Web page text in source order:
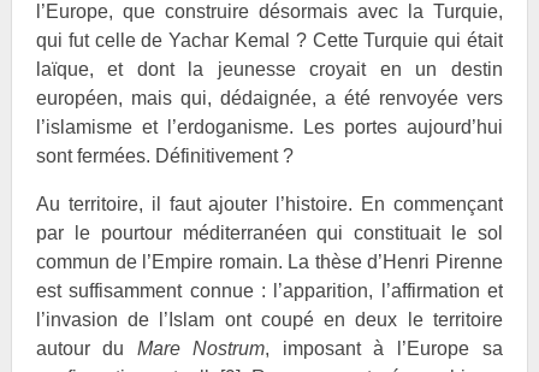
l’Europe, que construire désormais avec la Turquie,
qui fut celle de Yachar Kemal ? Cette Turquie qui était
laïque, et dont la jeunesse croyait en un destin
européen, mais qui, dédaignée, a été renvoyée vers
l’islamisme et l’erdoganisme. Les portes aujourd’hui
sont fermées. Définitivement ?
Au territoire, il faut ajouter l’histoire. En commençant
par le pourtour méditerranéen qui constituait le sol
commun de l’Empire romain. La thèse d’Henri Pirenne
est suffisamment connue : l’apparition, l’affirmation et
l’invasion de l’Islam ont coupé en deux le territoire
autour du Mare Nostrum, imposant à l’Europe sa